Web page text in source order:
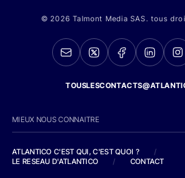
© 2026 Talmont Media SAS. tous
MIEUX NOUS CONNAITRE
ATLANTICO C'EST QUI, C'EST QUOI ?
/
LE RESEAU D'ATLANTICO
/ CONTACT